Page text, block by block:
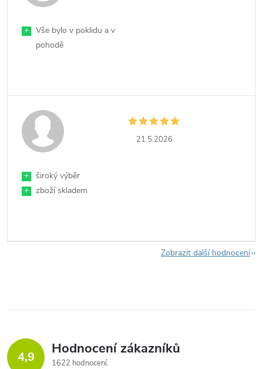
+
Vše bylo v poklidu a v
pohodě
21.5.2026
+
široký výběr
+
zboží skladem
Zobrazit další hodnocení
4,9 Hodnocení zákazníků
1622 hodnocení